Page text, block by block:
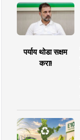
पर्याय थोडा सक्षम
करा!